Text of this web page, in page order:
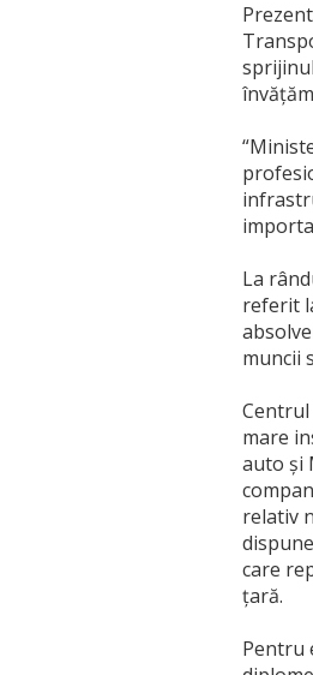
La
referit
muncii
mare
auto și
relativ
care
țară.
Pentru